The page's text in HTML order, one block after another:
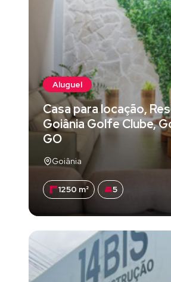
Aluguel
Casa para locação,
Goiânia Golfe Clube,
GO
Goiânia
1250 m² 5